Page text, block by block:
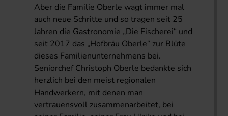
Aber die Familie Oberle wagt immer mal
auch neue Schritte und so tragen seit 25
Jahren die Gastronomie „Die Fischerei“ und
seit 2017 das „Hofbräu Oberle“ zur Blüte
dieses Familienunternehmens bei.
Seniorchef Christoph Oberle bedankte sich
herzlich bei den meist regionalen
Handwerkern, mit denen man
vertrauensvoll zusammenarbeitet, bei